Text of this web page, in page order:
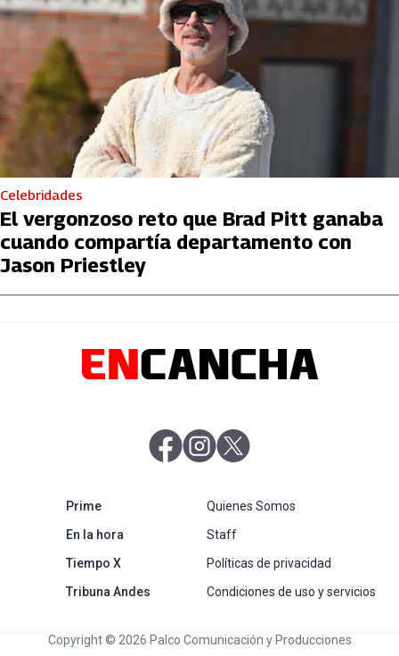
Celebridades
El vergonzoso reto que Brad Pitt ganaba
cuando compartía departamento con
Jason Priestley
abre en nueva pestaña
abre en nueva pestaña
Primeabre en nueva pestaña
En la horaabre en nueva pestaña
Tiempo Xabre en nueva pestaña
Tribuna Andesabre en nueva pestaña
Quienes Somos
Staff
Políticas de privacidad
Condiciones de uso y servicios
Copyright © 2026 Palco Comunicación y Producciones